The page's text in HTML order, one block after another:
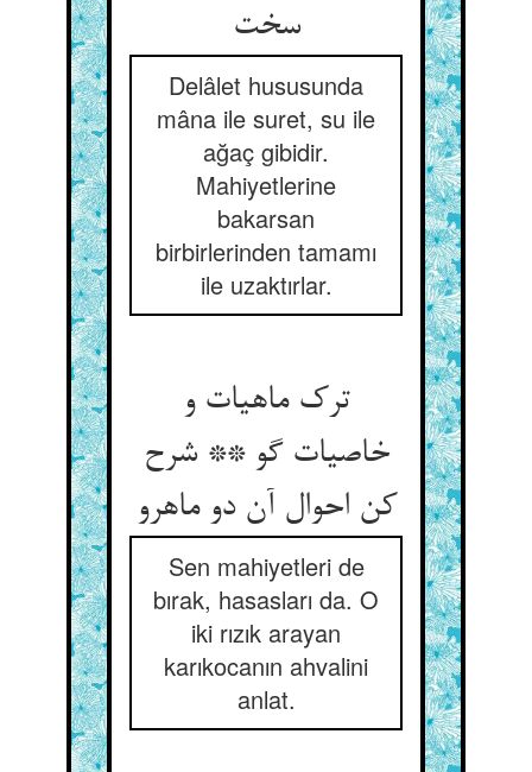
سخت‌‌
Delâlet hususunda
mâna ile suret, su ile
ağaç gibidir.
Mahiyetlerine
bakarsan
birbirlerinden tamamı
ile uzaktırlar.
ترک ماهیات و
خاصیات گو ** شرح
کن احوال آن دو ماهرو
Sen mahiyetleri de
bırak, hasasları da. O
iki rızık arayan
karıkocanın ahvalini
anlat.